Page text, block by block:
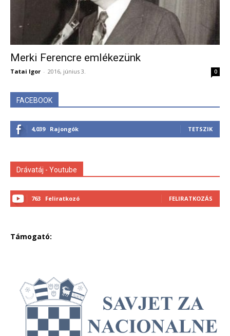
Merki Ferencre emlékezünk
Tatai Igor - 2016, június 3. 0
FACEBOOK
4,039 Rajongók TETSZIK
Drávatáj - Youtube
763 Feliratkozó FELIRATKOZÁS
Támogató: